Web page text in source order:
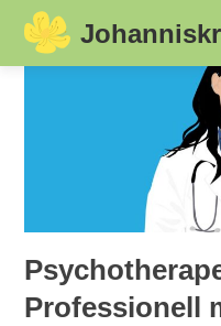
Skip
Professionell